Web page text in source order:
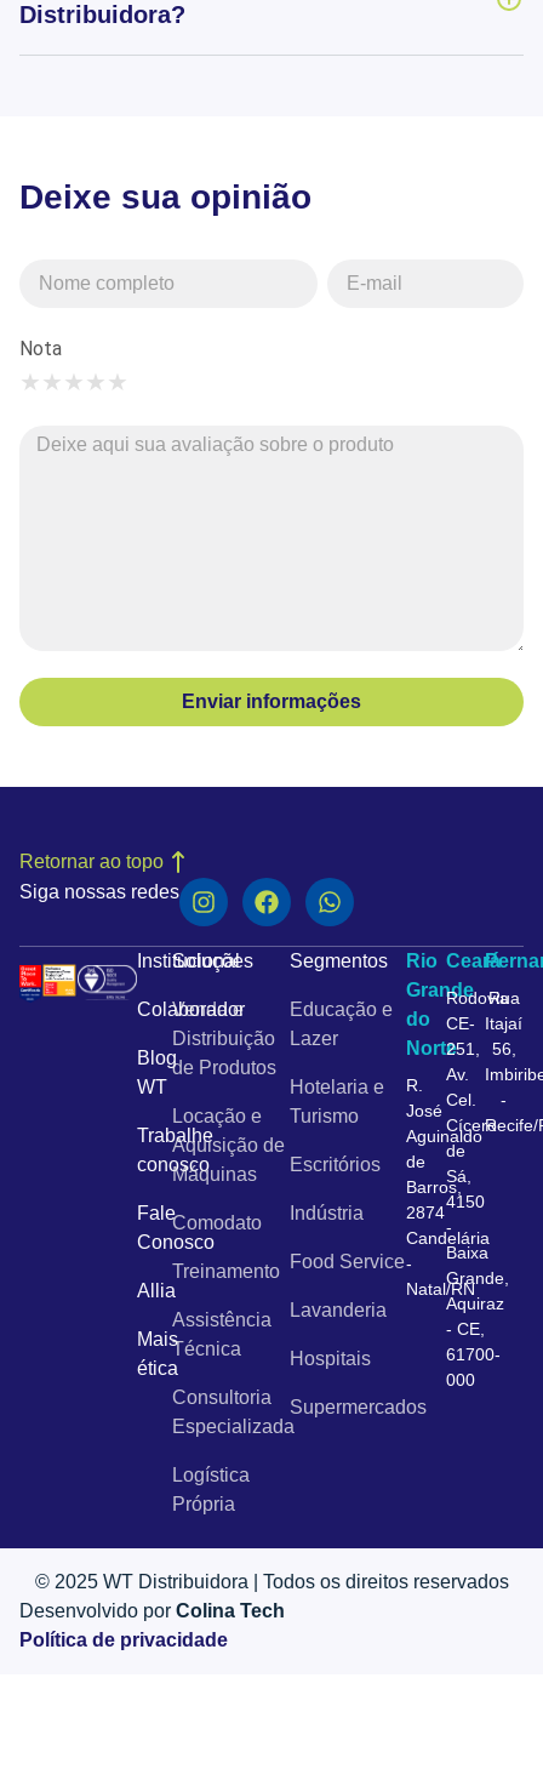
Distribuidora?
Deixe sua opinião
Nota
★
★
★
★
★
Enviar informações
Siga nossas redes
Retornar ao topo
Institucional
Colaborador
Blog
WT
Trabalhe
conosco
Fale
Conosco
Allia
Mais
ética
Soluções
Venda e
Distribuição
de Produtos
Locação e
Aquisição de
Máquinas
Comodato
Treinamento
Assistência
Técnica
Consultoria
Especializada
Logística
Própria
Segmentos
Educação e
Lazer
Hotelaria e
Turismo
Escritórios
Indústria
Food Service
Lavanderia
Hospitais
Supermercados
Rio
Grande
do
Norte
R.
José
Aguinaldo
de
Barros,
2874
Candelária
-
Natal/RN
Ceará
Rodovia
CE-
251,
Av.
Cel.
Cícero
de
Sá,
4150
-
Baixa
Grande,
Aquiraz
- CE,
61700-
000
Rua
Itajaí
56,
-
Recife/
© 2025 WT Distribuidora | Todos os direitos reservados
Desenvolvido por Colina Tech
Política de privacidade